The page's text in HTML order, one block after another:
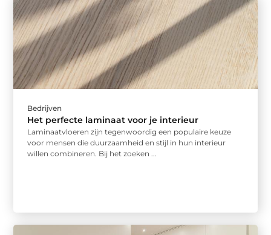
Bedrijven
Het perfecte laminaat voor je interieur
Laminaatvloeren zijn tegenwoordig een populaire keuze
voor mensen die duurzaamheid en stijl in hun interieur
willen combineren. Bij het zoeken ...